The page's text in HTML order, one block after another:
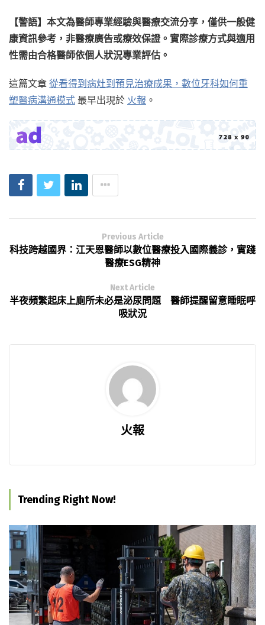
【警語】本文為醫師專業經驗與醫療交流分享，僅供一般健
康資訊參考，非醫療廣告或療效保證。實際診療方式與適用
性需由合格醫師依個人狀況專業評估。
這篇文章 從看得到病灶到預見治療成果，數位牙科如何重
塑醫病溝通模式 最早出現於 火報 。
Previous Article
科技跨越國界：江天恩醫師以數位醫療投入國際義診，實踐
醫療ESG精神
Next Article
半夜頻繁起床上廁所未必是泌尿問題 醫師提醒留意睡眠呼
吸狀況
火報
Trending Right Now!